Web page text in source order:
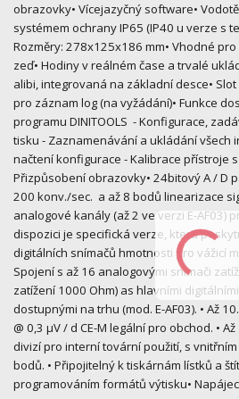
obrazovky• Vícejazyčný software•
systémem ochrany IP65 (IP40 u verze s
Rozměry: 278x125x186 mm• Vhodné
zeď• Hodiny v reálném čase a trvalé
alibi, integrovaná na základní desce•
pro záznam log (na vyžádání)• Funkce
programu DINITOOLS - Konfigurace,
tisku - Zaznamenávání a ukládání všech
načtení konfigurace - Kalibrace přístroje
Přizpůsobení obrazovky• 24bitový A / D
200 konv./sec. a až 8 bodů linearizace
analogové kanály (až 2 ve verzi E-AF03)
dispozici je specifická verze, která
digitálních snímačů hmotnosti pro vážicí
Spojení s až 16 analogovými snímači
zatížení 1000 Ohm) as hlavními
dostupnými na trhu (mod. E-AF03). • Až
@ 0,3 µV / d CE-M legální pro obchod. •
divizí pro interní tovární použití, s
bodů. • Připojitelný k tiskárnám lístků a
programováním formátů výtisku•